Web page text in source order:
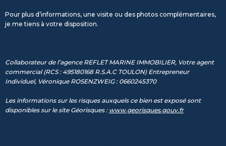
Pour plus d’informations, une visite ou des photos complémentaires,
je me tiens à votre disposition.
Collaborateur de l’agence REFLET MARINE IMMOBILIER, Votre agent
commercial (RCS : 495180168 R.S.A.C TOULON) Entrepreneur
Individuel, Véronique ROSENZWEIG : 0660245370
Les informations sur les risques auxquels ce bien est exposé sont
disponibles sur le site Géorisques : www.georisques.gouv.fr